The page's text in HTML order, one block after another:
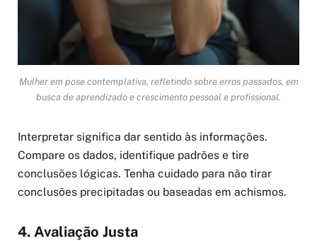
Mulher em pose contemplativa, refletindo sobre erros passados, em
busca de aprendizado e crescimento pessoal e profissional.
Interpretar significa dar sentido às informações.
Compare os dados, identifique padrões e tire
conclusões lógicas. Tenha cuidado para não tirar
conclusões precipitadas ou baseadas em achismos.
4. Avaliação Justa